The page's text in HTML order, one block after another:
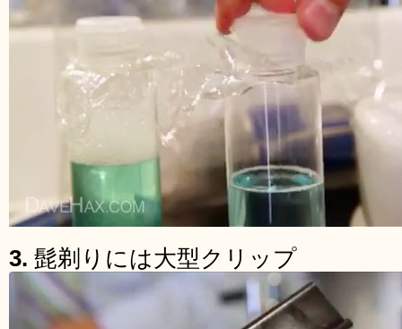
3. 髭剃りには大型クリップ